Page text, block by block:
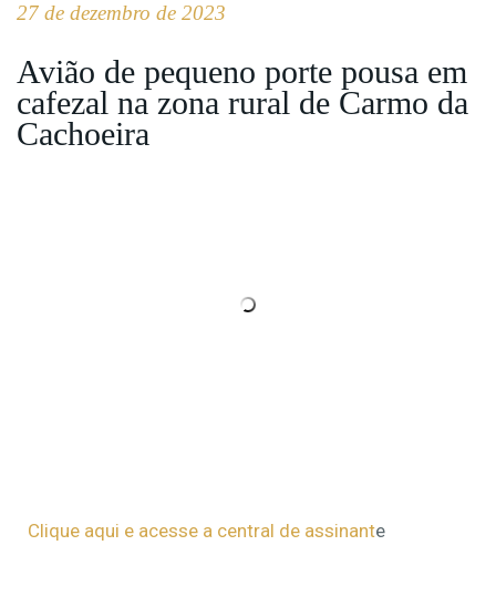
27 de dezembro de 2023
Avião de pequeno porte pousa em
cafezal na zona rural de Carmo da
Cachoeira
Clique aqui e acesse a central de assinante